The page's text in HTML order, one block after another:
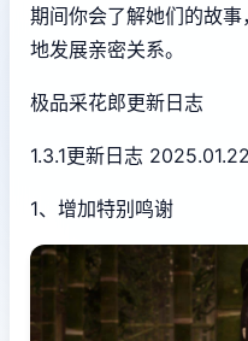
期间你会了解她们的故
地发展亲密关系。
极品采花郎更新日志
1.3.1更新日志 2025.01.22
1、增加特别鸣谢